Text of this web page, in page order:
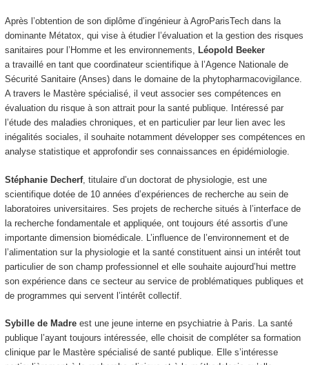
Après l’obtention de son diplôme d’ingénieur à AgroParisTech dans la
dominante Métatox, qui vise à étudier l’évaluation et la gestion des risques
sanitaires pour l’Homme et les environnements, Léopold Beeker
a travaillé en tant que coordinateur scientifique à l’Agence Nationale de
Sécurité Sanitaire (Anses) dans le domaine de la phytopharmacovigilance.
A travers le Mastère spécialisé, il veut associer ses compétences en
évaluation du risque à son attrait pour la santé publique. Intéressé par
l’étude des maladies chroniques, et en particulier par leur lien avec les
inégalités sociales, il souhaite notamment développer ses compétences en
analyse statistique et approfondir ses connaissances en épidémiologie.
Stéphanie Decherf, titulaire d’un doctorat de physiologie, est une
scientifique dotée de 10 années d’expériences de recherche au sein de
laboratoires universitaires. Ses projets de recherche situés à l’interface de
la recherche fondamentale et appliquée, ont toujours été assortis d’une
importante dimension biomédicale. L’influence de l’environnement et de
l’alimentation sur la physiologie et la santé constituent ainsi un intérêt tout
particulier de son champ professionnel et elle souhaite aujourd’hui mettre
son expérience dans ce secteur au service de problématiques publiques et
de programmes qui servent l’intérêt collectif.
Sybille de Madre est une jeune interne en psychiatrie à Paris. La santé
publique l’ayant toujours intéressée, elle choisit de compléter sa formation
clinique par le Mastère spécialisé de santé publique. Elle s’intéresse